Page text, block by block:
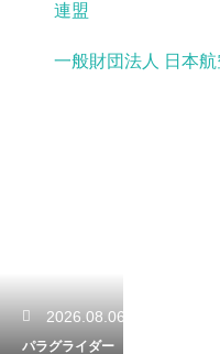
連盟
一般財団法人 日本航
2026.08.06
パラグライダー